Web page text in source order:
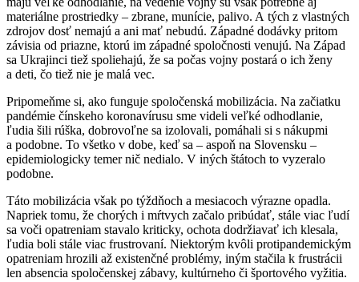
materiálne prostriedky – zbrane, munície, palivo. A tých z vlastných
zdrojov dosť nemajú a ani mať nebudú. Západné dodávky pritom
závisia od priazne, ktorú im západné spoločnosti venujú. Na Západ
sa Ukrajinci tiež spoliehajú, že sa počas vojny postará o ich ženy
a deti, čo tiež nie je malá vec.
Pripomeňme si, ako funguje spoločenská mobilizácia. Na začiatku
pandémie čínskeho koronavírusu sme videli veľké odhodlanie,
ľudia šili rúška, dobrovoľne sa izolovali, pomáhali si s nákupmi
a podobne. To všetko v dobe, keď sa – aspoň na Slovensku –
epidemiologicky temer nič nedialo. V iných štátoch to vyzeralo
podobne.
Táto mobilizácia však po týždňoch a mesiacoch výrazne opadla.
Napriek tomu, že chorých i mŕtvych začalo pribúdať, stále viac ľudí
sa voči opatreniam stavalo kriticky, ochota dodržiavať ich klesala,
ľudia boli stále viac frustrovaní. Niektorým kvôli protipandemickým
opatreniam hrozili až existenčné problémy, iným stačila k frustrácii
len absencia spoločenskej zábavy, kultúrneho či športového vyžitia.